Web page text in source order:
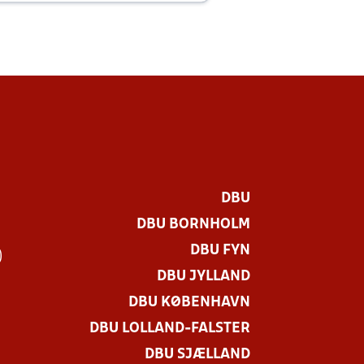
DBU
DBU BORNHOLM
DBU FYN
DBU JYLLAND
DBU KØBENHAVN
DBU LOLLAND-FALSTER
DBU SJÆLLAND